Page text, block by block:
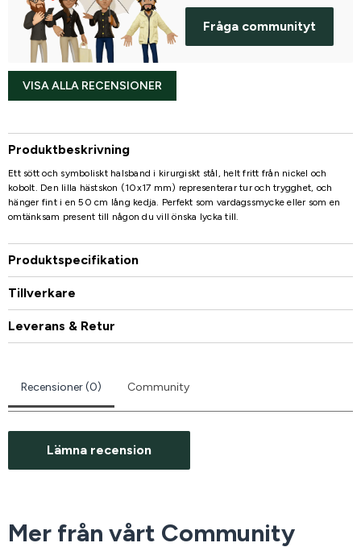
Fråga communityt
VISA ALLA RECENSIONER
Produktbeskrivning
Ett sött och symboliskt halsband i kirurgiskt stål, helt fritt från nickel och
kobolt. Den lilla hästskon (10x17 mm) representerar tur och trygghet, och
hänger fint i en 50 cm lång kedja. Perfekt som vardagssmycke eller som en
omtänksam present till någon du vill önska lycka till.
Produktspecifikation
Tillverkare
Leverans & Retur
Recensioner (0) Community
Lämna recension
Mer från vårt Community